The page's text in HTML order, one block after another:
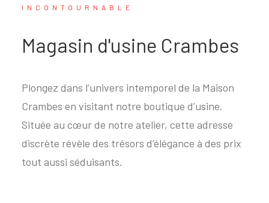
INCONTOURNABLE
Magasin d'usine Crambes
Plongez dans l’univers intemporel de la Maison
Crambes en visitant notre boutique d’usine.
Située au cœur de notre atelier, cette adresse
discrète révèle des trésors d’élégance à des prix
tout aussi séduisants.